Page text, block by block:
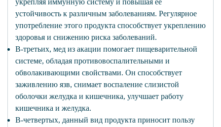
укрепляя иммунную систему и повышая ее
устойчивость к различным заболеваниям. Регулярное
употребление этого продукта способствует укреплению
здоровья и снижению риска заболеваний.
В-третьих, мед из акации помогает пищеварительной
системе, обладая противовоспалительными и
обволакивающими свойствами. Он способствует
заживлению язв, снимает воспаление слизистой
оболочки желудка и кишечника, улучшает работу
кишечника и желудка.
В-четвертых, данный вид продукта приносит пользу